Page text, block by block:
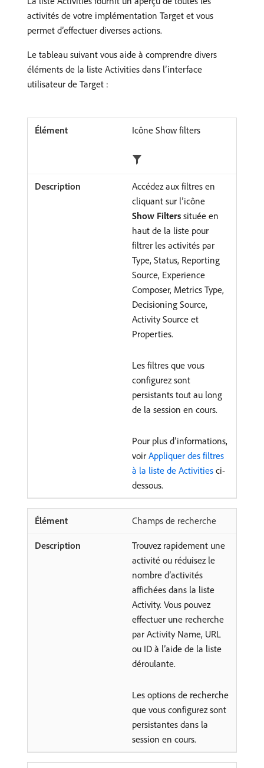
activités de votre implémentation Target et vous
permet d’effectuer diverses actions.
Le tableau suivant vous aide à comprendre divers
éléments de la liste Activities dans l’interface
utilisateur de Target :
Icône Show filters
Accédez aux filtres en
cliquant sur l’icône
Show Filters située en
haut de la liste pour
filtrer les activités par
Type, Status, Reporting
Source, Experience
Composer, Metrics Type,
Decisioning Source,
Activity Source et
Properties.
Les filtres que vous
configurez sont
persistants tout au long
de la session en cours.
Pour plus d’informations,
voir Appliquer des filtres
à la liste de Activities ci-
dessous.
Champs de recherche
Trouvez rapidement une
activité ou réduisez le
nombre d’activités
affichées dans la liste
Activity. Vous pouvez
effectuer une recherche
par Activity Name, URL
ou ID à l’aide de la liste
déroulante.
Les options de recherche
que vous configurez sont
persistantes dans la
session en cours.